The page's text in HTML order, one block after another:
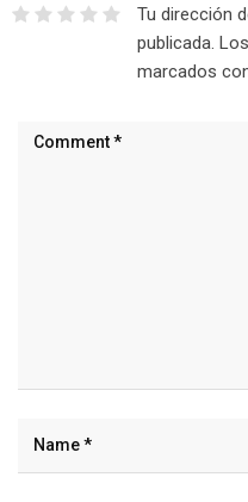
Tu dirección
publicada.
marcados